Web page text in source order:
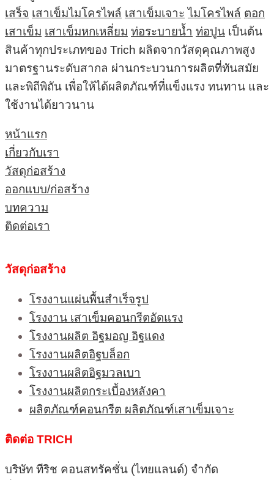
เสร็จ เสาเข็มไมโครไพล์ เสาเข็มเจาะ ไมโครไพล์ ตอก
เสาเข็ม เสาเข็มหกเหลี่ยม ท่อระบายน้ำ ท่อปูน เป็นต้น
สินค้าทุกประเภทของ Trich ผลิตจากวัสดุคุณภาพสูง
มาตรฐานระดับสากล ผ่านกระบวนการผลิตที่ทันสมัย
และพิถีพิถัน เพื่อให้ได้ผลิตภัณฑ์ที่แข็งแรง ทนทาน และ
ใช้งานได้ยาวนาน
หน้าแรก
เกี่ยวกับเรา
วัสดุก่อสร้าง
ออกแบบ/ก่อสร้าง
บทความ
ติดต่อเรา
วัสดุก่อสร้าง
โรงงานแผ่นพื้นสำเร็จรูป
โรงงาน เสาเข็มคอนกรีตอัดแรง
โรงงานผลิต อิฐมอญ อิฐแดง
โรงงานผลิตอิฐบล็อก
โรงงานผลิตอิฐมวลเบา
โรงงานผลิตกระเบื้องหลังคา
ผลิตภัณฑ์คอนกรีต ผลิตภัณฑ์เสาเข็มเจาะ
ติดต่อ TRICH
บริษัท ทีริช คอนสทรัคชั่น (ไทยแลนด์) จำกัด